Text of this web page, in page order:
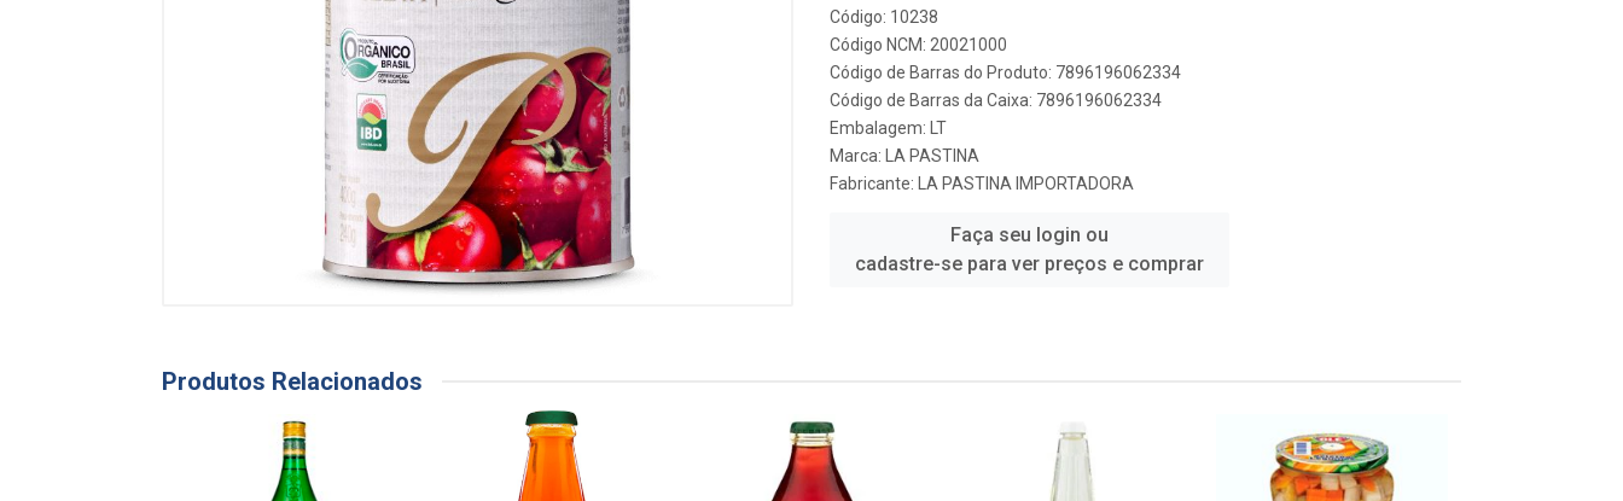
Código: 10238
Código NCM: 20021000
Código de Barras do Produto: 7896196062334
Código de Barras da Caixa: 7896196062334
Embalagem: LT
Marca:
LA PASTINA
Fabricante:
LA PASTINA IMPORTADORA
Faça seu login ou
cadastre-se para ver preços e comprar
Produtos Relacionados